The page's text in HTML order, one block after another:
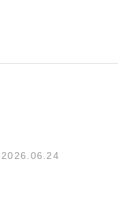
2026.06.24